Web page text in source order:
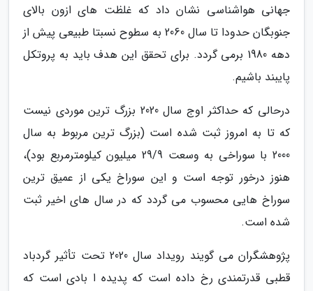
جهانی هواشناسی نشان داد که غلظت های ازون بالای
جنوبگان حدودا تا سال 2060 به سطوح نسبتا طبیعی پیش از
دهه 1980 برمی گردد. برای تحقق این هدف باید به پروتکل
پایبند باشیم.
درحالی که حداکثر اوج سال 2020 بزرگ ترین موردی نیست
که تا به امروز ثبت شده است (بزرگ ترین مربوط به سال
2000 با سوراخی به وسعت 29/9 میلیون کیلومترمربع بود)،
هنوز درخور توجه است و این سوراخ یکی از عمیق ترین
سوراخ هایی محسوب می گردد که در سال های اخیر ثبت
شده است.
پژوهشگران می گویند رویداد سال 2020 تحت تأثیر گردباد
قطبی قدرتمندی رخ داده است که پدیده ا بادی است که